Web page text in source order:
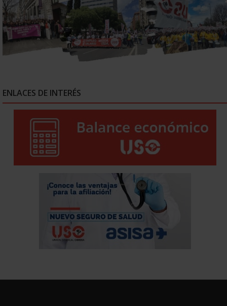
ENLACES DE INTERÉS